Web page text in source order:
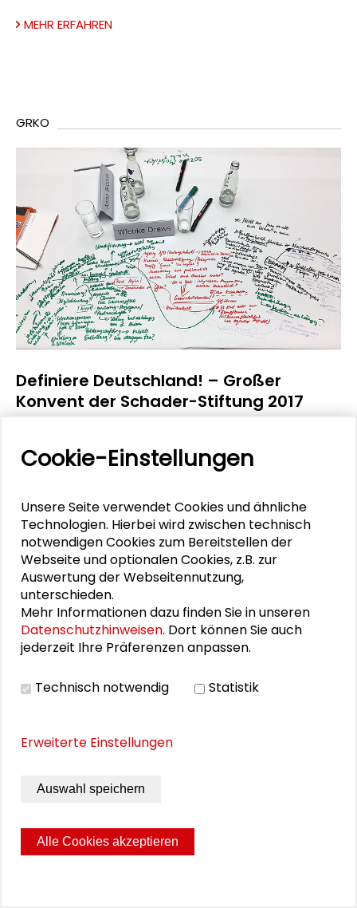
MEHR ERFAHREN
GRKO
Definiere Deutschland! – Großer
Konvent der Schader-Stiftung 2017
Schader-Stiftung fand unter dem Leitwort
„Definiere Deutschland!“ am 10. November 2017 in
Teilnehmendediskutierten in einem interaktiven
Format zu Werten, Haltungen und Perspektiven
gesellschaftlicher Entwicklungen.
Einfilmischer Prologund dieVideodokumentation
des Großen Konvents sind online abrufbar, ebenso
dieschriftliche Dokumentation
des Großen
Konvent.
MEHR ERFAHREN
GRKO
Cookie-Einstellungen
Unsere Seite verwendet Cookies und ähnliche
Technologien. Hierbei wird zwischen technisch
notwendigen Cookies zum Bereitstellen der
Webseite und optionalen Cookies, z.B. zur
Auswertung der Webseitennutzung,
unterschieden.
Mehr Informationen dazu finden Sie in unseren
Datenschutzhinweisen. Dort können Sie auch
jederzeit Ihre Präferenzen anpassen.
Technisch notwendig Statistik
Erweiterte Einstellungen
Auswahl speichern
Alle Cookies akzeptieren